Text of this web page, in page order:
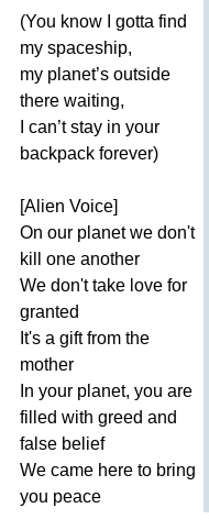
(You know gotta find
my spaceship,
my planet’s outside
there waiting,
can’t stay in your
backpack forever)
[Alien Voice]
On our planet we don't
kill
one another
We don't take love for
granted
It's a gift from the
mother
In your planet, you are
filled with greed and
false belief
We came here to bring
you peace